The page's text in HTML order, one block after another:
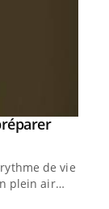
de vie !
plein air…